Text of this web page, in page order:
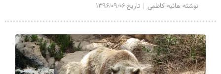
نوشته هانیه کاظمی | تاریخ 1396/09/06